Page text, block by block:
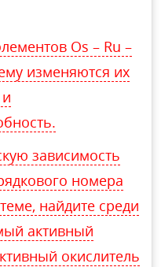
Os – Ru –
изменяются их
зависимость
номера
найдите среди
активный
окислитель